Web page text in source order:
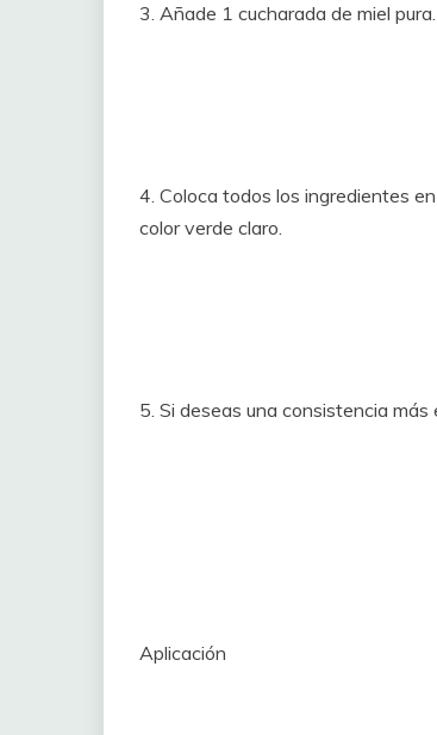
3. Añade 1 cucharada de miel pura.
4. Coloca todos los ingredientes
color verde claro.
5. Si deseas una consistencia
Aplicación